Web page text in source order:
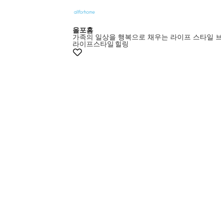
올포홈
가족의 일상을 행복으로 채우는 라이프 스타일
라이프스타일 힐링